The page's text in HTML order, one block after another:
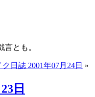
とも。
ク日誌 2001年07月24日 »
日